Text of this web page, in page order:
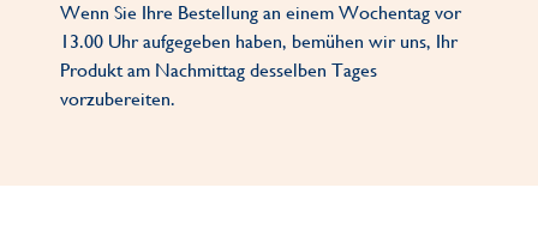
Wenn Sie Ihre Bestellung an einem Wochentag vor
13.00 Uhr aufgegeben haben, bemühen wir uns, Ihr
Produkt am Nachmittag desselben Tages
vorzubereiten.